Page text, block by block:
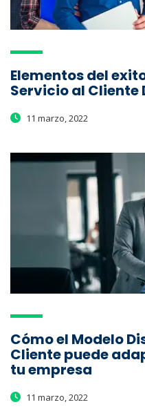
Elementos del
Servicio al Cliente
11 marzo, 2022
Cómo el Modelo
Cliente puede
tu empresa
11 marzo, 2022